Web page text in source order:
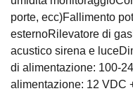
porte, ecc)Fallimento
esternoRilevatore di
acustico sirena e
di alimentazione: 100-
alimentazione: 12 VDC